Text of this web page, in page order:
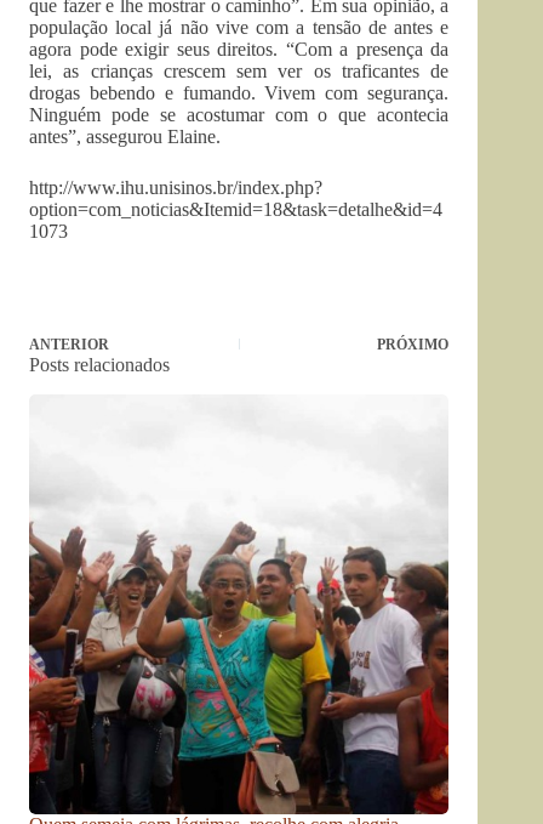
que fazer e lhe mostrar o caminho”. Em sua opinião, a
população local já não vive com a tensão de antes e
agora pode exigir seus direitos. “Com a presença da
lei, as crianças crescem sem ver os traficantes de
drogas bebendo e fumando. Vivem com segurança.
Ninguém pode se acostumar com o que acontecia
antes”, assegurou Elaine.
http://www.ihu.unisinos.br/index.php?
option=com_noticias&Itemid=18&task=detalhe&id=4
1073
ANTERIOR PRÓXIMO
Posts relacionados